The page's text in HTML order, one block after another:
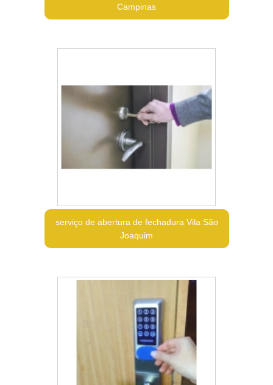
Campinas
serviço de abertura de fechadura Vila São
Joaquim